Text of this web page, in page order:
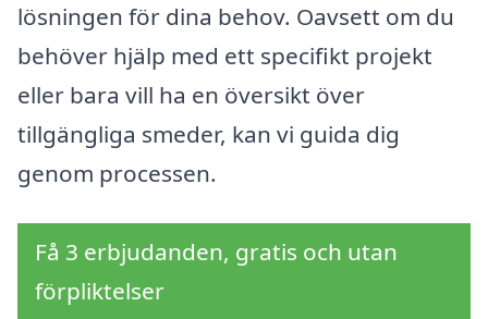
lösningen för dina behov. Oavsett om du
behöver hjälp med ett specifikt projekt
eller bara vill ha en översikt över
tillgängliga smeder, kan vi guida dig
genom processen.
Få 3 erbjudanden, gratis och utan
förpliktelser